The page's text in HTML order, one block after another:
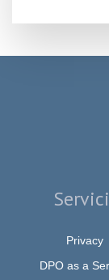
Privacy
DPO as a